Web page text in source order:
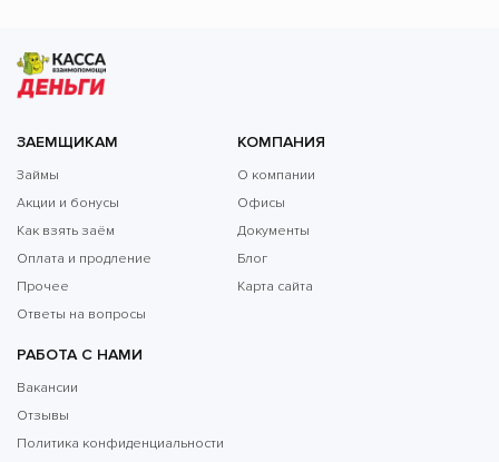
ЗАЕМЩИКАМ
Займы
Акции и бонусы
Как взять заём
Оплата и продление
Прочее
Ответы на вопросы
КОМПАНИЯ
О компании
Офисы
Документы
Блог
Карта сайта
РАБОТА С НАМИ
Вакансии
Отзывы
Политика конфиденциальности